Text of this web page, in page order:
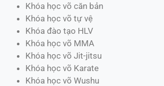
Khóa học võ căn bản
Khóa học võ tự vệ
Khóa đào tạo HLV
Khóa học võ MMA
Khóa học võ Jit-jitsu
Khóa học võ Karate
Khóa học võ Wushu